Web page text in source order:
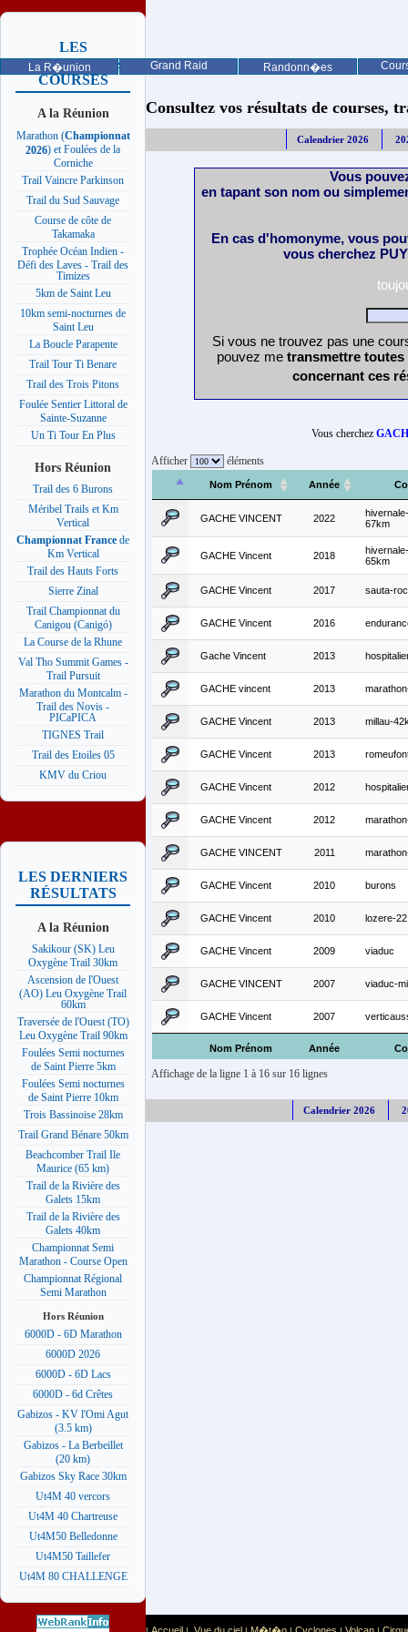
La R�union Grand Raid Randonn�es
LES
PROCHAINES
COURSES
A la Réunion
Marathon (Championnat
2026) et Foulées de la
Corniche
Trail Vaincre Parkinson
Trail du Sud Sauvage
Course de côte de
Takamaka
Trophée Océan Indien -
Défi des Laves - Trail des
Timizes
5km de Saint Leu
10km semi-nocturnes de
Saint Leu
La Boucle Parapente
Trail Tour Ti Benare
Trail des Trois Pitons
Foulée Sentier Littoral de
Sainte-Suzanne
Un Ti Tour En Plus
Hors Réunion
Trail des 6 Burons
Méribel Trails et Km
Vertical
Championnat France de
Km Vertical
Trail des Hauts Forts
Sierre Zinal
Trail Championnat du
Canigou (Canigó)
La Course de la Rhune
Val Tho Summit Games -
Trail Pursuit
Marathon du Montcalm -
Trail des Novis -
PICaPICA
TIGNES Trail
Trail des Etoiles 05
KMV du Criou
LES DERNIERS
RÉSULTATS
A la Réunion
Sakikour (SK) Leu
Oxygène Trail 30km
Ascension de l'Ouest
(AO) Leu Oxygène Trail
60km
Traversée de l'Ouest (TO)
Leu Oxygène Trail 90km
Foulées Semi nocturnes
de Saint Pierre 5km
Foulées Semi nocturnes
de Saint Pierre 10km
Trois Bassinoise 28km
Trail Grand Bénare 50km
Beachcomber Trail Ile
Maurice (65 km)
Trail de la Rivière des
Galets 15km
Trail de la Rivière des
Galets 40km
Championnat Semi
Marathon - Course Open
Championnat Régional
Semi Marathon
Hors Réunion
6000D - 6D Marathon
6000D 2026
6000D - 6D Lacs
6000D - 6d Crêtes
Gabizos - KV l'Omi Agut
(3.5 km)
Gabizos - La Berbeillet
(20 km)
Gabizos Sky Race 30km
Ut4M 40 vercors
Ut4M 40 Chartreuse
Ut4M50 Belledonne
Ut4M50 Taillefer
Ut4M 80 CHALLENGE
Consultez vos résultats de courses,
Calendrier 2026
Vous
en tapant son nom ou
En cas d'homonyme, vous
vous cherchez
Si vous ne trouvez pas une
pouvez me transmettre
concernant ces
Vous cherchez
Afficher éléments
Nom Prénom Année
Nom Prénom Année
GACHE VINCENT 2022
67km
GACHE Vincent 2018
65km
GACHE Vincent 2017 sauta-roc
GACHE Vincent 2016
Gache Vincent 2013
GACHE vincent 2013
GACHE Vincent 2013 millau-
GACHE Vincent 2013
GACHE Vincent 2012
GACHE Vincent 2012
GACHE VINCENT 2011
GACHE Vincent 2010 burons
GACHE Vincent 2010 lozere-22
GACHE Vincent 2009 viaduc
GACHE VINCENT 2007 viaduc-
GACHE Vincent 2007
Affichage de la ligne 1 à 16 sur 16 lignes
Calendrier 2026